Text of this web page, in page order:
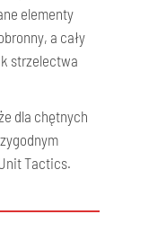
elementy
a cały
strzelectwa
dla chętnych
Tactics.